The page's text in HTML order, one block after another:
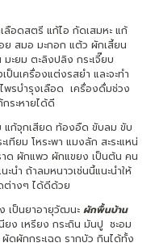
อดสตรี แก้ไอ กัดเสมหะ แก้
สมอ มะกอก แต้ว ผักเสี้ยน
ะยม ตะลิงปลิง กระเจี๊ยบ
นเครื่องแต่งรสยำ และจะทำ
พรบำรุงเลือด เครื่องดื่มช่วง
ระหายได้ดี
ก้จุกเสียด ท้องอืด ขับลม ขับ
ยม โหระพา แมงลัก สะระแหน่
าด ผักแพว ผักแขยง เป็นต้น คน
นำ ถ้าลมหนาวเช่นนี้แนะนำให้
ต่างๆ ได้ดีด้วย
เป็นยาอายุวัฒนะ ผักพื้นบ้าน
ง เหรียง กระถิน มันปู ชะอม
ดผักกระเฉด รากบัว กินได้ทั้ง